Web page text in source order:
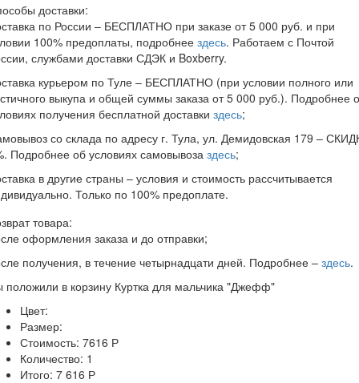
доставки:
по России – БЕСПЛАТНО при заказе от 5 000 руб. и при
100% предоплаты, подробнее здесь. Работаем с Почтой
службами доставки СДЭК и Boxberry.
курьером по Туле – БЕСПЛАТНО (при условии полного или
выкупа и общей суммы заказа от 5 000 руб.). Подробнее
получения бесплатной доставки здесь;
со склада по адресу г. Тула, ул. Демидовская 179 –
Подробнее об условиях самовывоза здесь;
в другие страны – условия и стоимость рассчитывается
Только по 100% предоплате.
товара:
оформления заказа и до отправки;
получения, в течение четырнадцати дней. Подробнее – здесь.
положили в корзину Куртка для мальчика "Джефф"
Цвет:
Размер:
Стоимость: 7616 Р
Количество: 1
Итого: 7 616 Р